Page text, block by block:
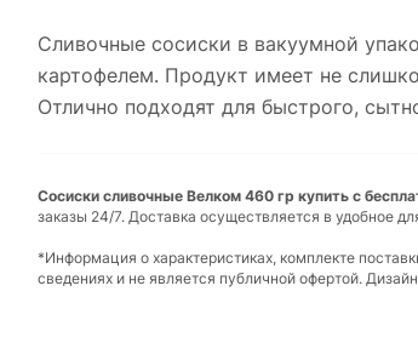
Сливочные сосиски в вакуумной
картофелем. Продукт имеет не
Отлично подходят для быстрого,
Сосиски сливочные Велком 460 гр купить с
заказы 24/7. Доставка осуществляется в удобное
*Информация о характеристиках, комплекте
сведениях и не является публичной офертой.